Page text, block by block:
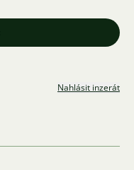
Nahlásit inzerát